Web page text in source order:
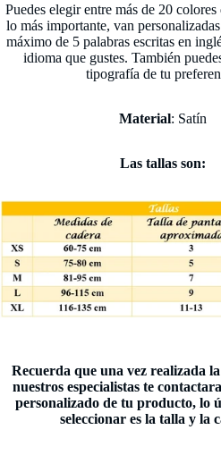
Puedes elegir entre más de 20
lo más importante, van
máximo de 5 palabras escritas en
idioma que gustes. También
tipografía de tu
Material: Satín
Las tallas son:
Recuerda que una vez realizada
nuestros especialistas te
personalizado de tu producto, lo
seleccionar es la talla y la